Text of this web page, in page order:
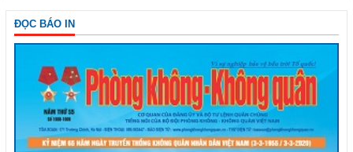
ĐỌC BÁO IN